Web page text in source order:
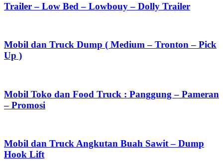
Trailer – Low Bed – Lowbouy – Dolly Trailer
Mobil dan Truck Dump ( Medium – Tronton – Pick
Up )
Mobil Toko dan Food Truck : Panggung – Pameran
– Promosi
Mobil dan Truck Angkutan Buah Sawit – Dump
Hook Lift